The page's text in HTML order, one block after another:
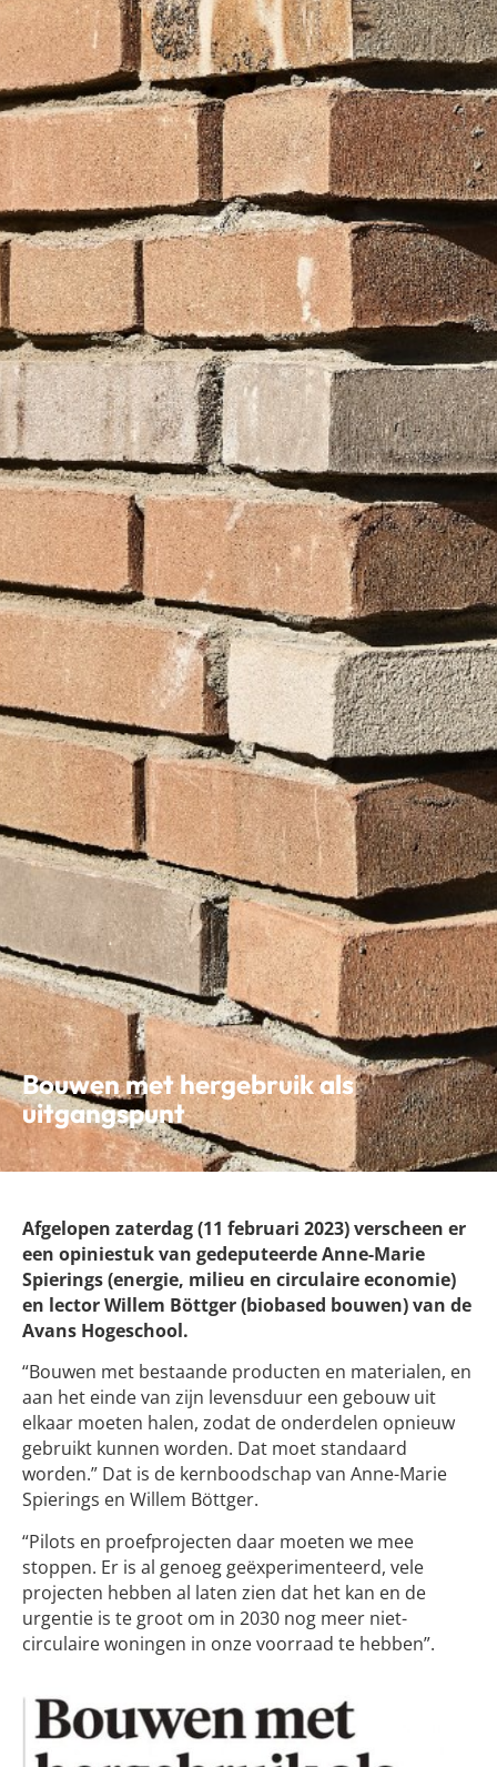
Bouwen met hergebruik als
uitgangspunt
Afgelopen zaterdag (11 februari 2023) verscheen er
een opiniestuk van gedeputeerde Anne-Marie
Spierings (energie, milieu en circulaire economie)
en lector Willem Böttger (biobased bouwen) van de
Avans Hogeschool.
“Bouwen met bestaande producten en materialen, en
aan het einde van zijn levensduur een gebouw uit
elkaar moeten halen, zodat de onderdelen opnieuw
gebruikt kunnen worden. Dat moet standaard
worden.” Dat is de kernboodschap van Anne-Marie
Spierings en Willem Böttger.
“Pilots en proefprojecten daar moeten we mee
stoppen. Er is al genoeg geëxperimenteerd, vele
projecten hebben al laten zien dat het kan en de
urgentie is te groot om in 2030 nog meer niet-
circulaire woningen in onze voorraad te hebben”.